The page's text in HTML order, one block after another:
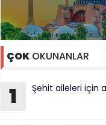
ÇOKOKUNANLAR
1 Şehit aileleri için